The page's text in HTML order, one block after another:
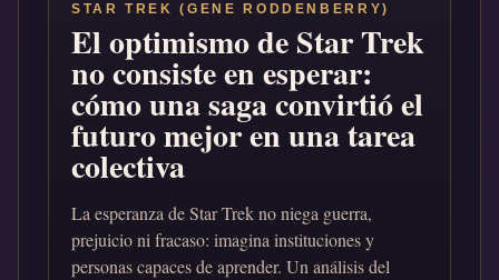
STAR TREK (GENE RODDENBERRY)
El optimismo de Star Trek
no consiste en esperar:
cómo una saga convirtió el
futuro mejor en una tarea
colectiva
La esperanza de Star Trek no niega guerra,
prejuicio ni fracaso: imagina instituciones y
personas capaces de aprender. Un análisis del